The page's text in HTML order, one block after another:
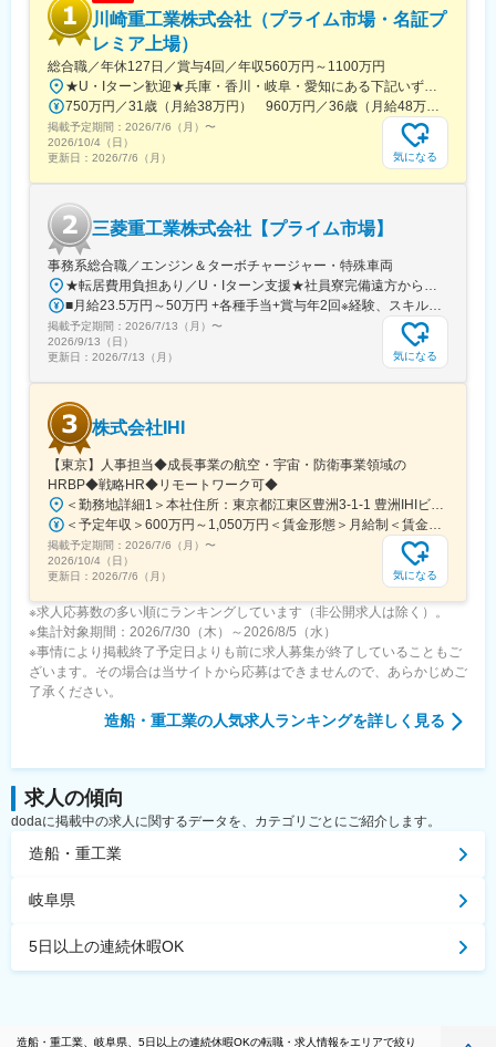
川崎重工業株式会社（プライム市場・名証プ
レミア上場）
総合職／年休127日／賞与4回／年収560万円～1100万円
掲載予定期間： 2026/7/6（月） 〜
2026/10/4（日）
更新日： 2026/7/6（月） 気になる
三菱重工業株式会社【プライム市場】
事務系総合職／エンジン＆ターボチャージャー・特殊車両
掲載予定期間： 2026/7/13（月） 〜
2026/9/13（日）
更新日： 2026/7/13（月） 気になる
株式会社IHI
【東京】人事担当◆成長事業の航空・宇宙・防衛事業領域の
HRBP◆戦略HR◆リモートワーク可◆
掲載予定期間： 2026/7/6（月） 〜
2026/10/4（日）
更新日： 2026/7/6（月） 気になる
※求人応募数の多い順にランキングしています（非公開求人は除く）。
※集計対象期間：2026/7/30（木）～2026/8/5（水）
※事情により掲載終了予定日よりも前に求人募集が終了していることもご
ざいます。その場合は当サイトから応募はできませんので、あらかじめご
了承ください。
造船・重工業の人気求人ランキングを詳しく見る
求人の傾向
dodaに掲載中の求人に関するデータを、カテゴリごとにご紹介します。
造船・重工業
岐阜県
5日以上の連続休暇OK
造船・重工業、岐阜県、5日以上の連続休暇OKの転職・求人情報をエリアで絞り